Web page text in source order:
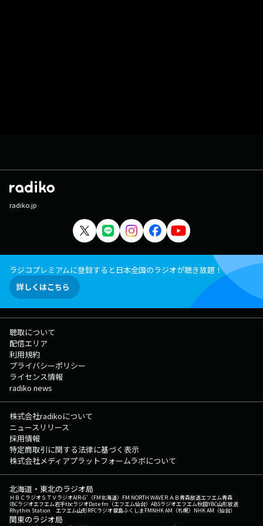
radiko.jp
ラジコプレミアムに登録すると日本全国のラジオが聴き放題！
詳しくはこちら
聴取について
配信エリア
利用規約
プライバシーポリシー
ライセンス情報
radiko news
株式会社radikoについて
ニュースリリース
採用情報
特定商取引に関する法律に基づく表示
株式会社メディアプラットフォームラボについて
北海道・東北のラジオ局
ＨＢＣラジオＳＴＶラジオAIR-G'（FM北海道） FM NORTH WAVEＲＡＢ青森放送エフエム青森
IBCラジオエフエム岩手tbcラジオDate fm（エフエム仙台） ABSラジオエフエム秋田YBC山形放送
Rhythm Station エフエム山形RFCラジオ福島ふくしまFMNHK AM（札幌） NHK AM（仙台）
関東のラジオ局